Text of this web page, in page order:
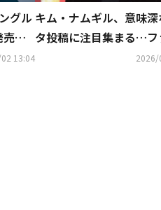
グル
売！
注目
13:04
キム・ナムギル、意味
タ投稿に注目集まる…フ